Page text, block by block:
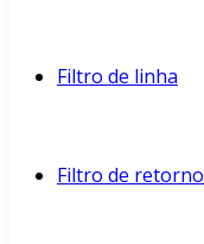
Filtro de linha
Filtro de retorno